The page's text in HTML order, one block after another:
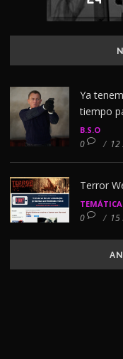
Ya
tiempo
B.S.O
0 / 12
Terror
0 / 15